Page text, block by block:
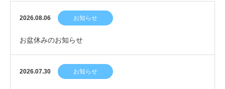
2026.08.06 お知らせ
お盆休みのお知らせ
2026.07.30 お知らせ